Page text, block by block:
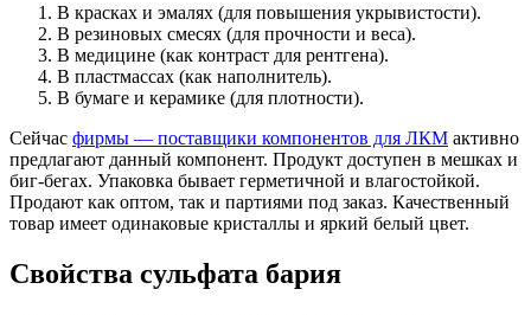
В красках и эмалях (для повышения укрывистости).
В резиновых смесях (для прочности и веса).
В медицине (как контраст для рентгена).
В пластмассах (как наполнитель).
В бумаге и керамике (для плотности).
Сейчас фирмы — поставщики компонентов для ЛКМ активно
предлагают данный компонент. Продукт доступен в мешках и
биг-бегах. Упаковка бывает герметичной и влагостойкой.
Продают как оптом, так и партиями под заказ. Качественный
товар имеет одинаковые кристаллы и яркий белый цвет.
Свойства сульфата бария